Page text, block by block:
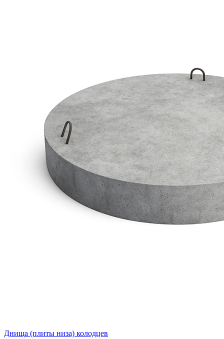
Днища (плиты низа) колодцев